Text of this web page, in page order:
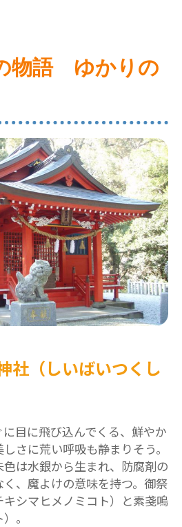
物語 ゆかりの
社（しいばいつくし
目に飛び込んでくる、鮮やか
さに荒い呼吸も静まりそう。
は水銀から生まれ、防腐剤の
、魔よけの意味を持つ。御祭
シマヒメノミコト）と素戔嗚
。